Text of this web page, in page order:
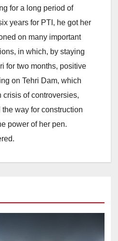
for a long period of
years for PTI, he got her
on many important
in which, by staying
for two months, positive
on Tehri Dam, which
crisis of controversies,
the way for construction
power of her pen.